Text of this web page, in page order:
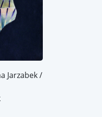
Jarzabek /